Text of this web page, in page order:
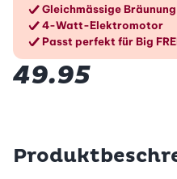
Die
Gleichmässige
4-Watt-Elektromotor
Passt perfekt für Big
49.95